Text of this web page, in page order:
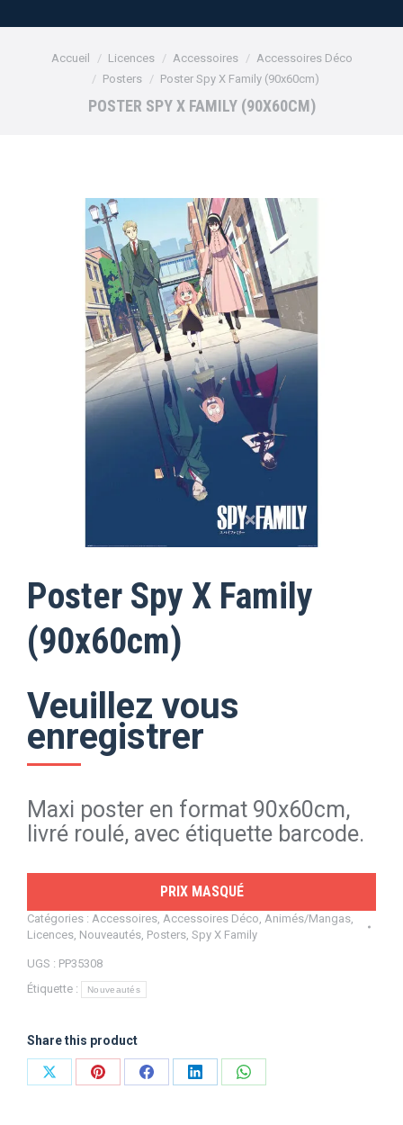
Vous êtes ici :
Accueil Licences Accessoires
Accessoires Déco
Posters
Poster Spy X Family (90x60cm)
POSTER SPY X FAMILY (90X60CM)
Poster Spy X Family
(90x60cm)
Veuillez vous
enregistrer
Maxi poster en format 90x60cm,
livré roulé, avec étiquette barcode.
PRIX MASQUÉ
Catégories : Accessoires, Accessoires Déco, Animés/Mangas,
Licences, Nouveautés, Posters, Spy X Family
UGS : PP35308
Étiquette :
Nouveautés
Share this product
PartagerPartagerPartagerPartagerPartager